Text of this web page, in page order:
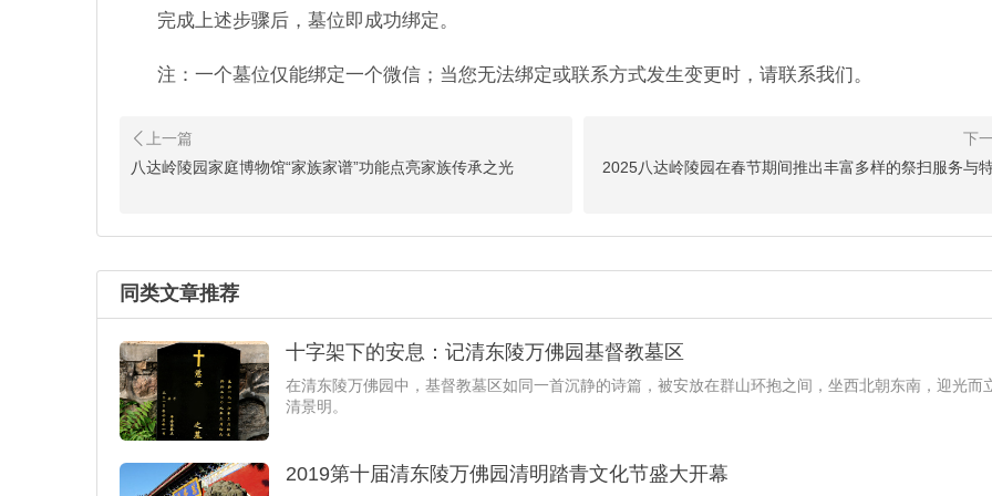
完成上述步骤后，墓位即成功绑定。
注：一个墓位仅能绑定一个微信；当您无法绑定或联系方式发生变更时，请联系我们。
八达岭陵园家庭博物馆“家族家谱”功能点亮家族传承之光
2025八达岭陵园在春节期间推出丰富多样的祭扫服务与
同类文章推荐
十字架下的安息：记清东陵万佛园基督教墓区
在清东陵万佛园中，基督教墓区如同一首沉静的诗篇，被安放在群山环抱之间，坐西北朝东南，迎光而
清景明。
2019第十届清东陵万佛园清明踏青文化节盛大开幕